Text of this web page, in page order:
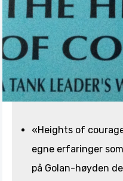
«Heights of
egne erfaringer
på Golan-høyden